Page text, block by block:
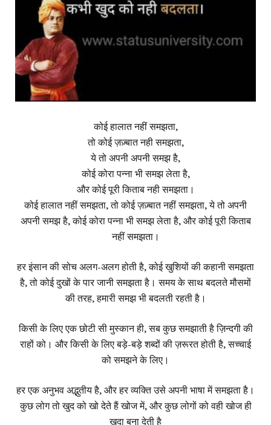
कोई हालात नहीं समझता,
तो कोई ज़ज़्बात नही समझता,
ये तो अपनी अपनी समझ है,
कोई कोरा पन्ना भी समझ लेता है,
और कोई पूरी किताब नही समझता।
कोई हालात नहीं समझता, तो कोई ज़ज़्बात नहीं समझता, ये तो अपनी
अपनी समझ है, कोई कोरा पन्ना भी समझ लेता है, और कोई पूरी किताब
नहीं समझता।
हर इंसान की सोच अलग-अलग होती है, कोई खुशियों की कहानी समझता
है, तो कोई दुखों के पार जानी समझता है। समय के साथ बदलते मौसमों
की तरह, हमारी समझ भी बदलती रहती है।
किसी के लिए एक छोटी सी मुस्कान ही, सब कुछ समझाती है ज़िन्दगी की
राहों को। और किसी के लिए बड़े-बड़े शब्दों की ज़रूरत होती है, सच्चाई
को समझने के लिए।
हर एक अनुभव अद्भुतीय है, और हर व्यक्ति उसे अपनी भाषा में समझता है।
कुछ लोग तो खुद को खो देते हैं खोज में, और कुछ लोगों को वही खोज ही
खुदा बना देती है